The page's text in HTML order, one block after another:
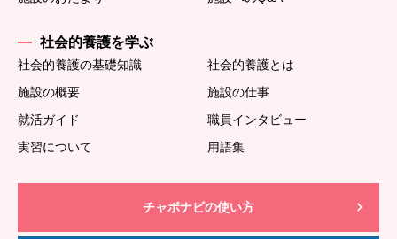
社会的養護を学ぶ
社会的養護の基礎知識
社会的養護とは
施設の概要
施設の仕事
就活ガイド
職員インタビュー
実習について
用語集
チャボナビの使い方